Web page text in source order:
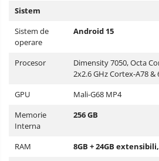
Sistem
Sistem de
operare
Android 15
Procesor
Dimensity 7050, Octa
2x2.6 GHz Cortex-A78 &
GPU
Mali-G68 MP4
Memorie
Interna
256 GB
RAM 8GB + 24GB extensibili,